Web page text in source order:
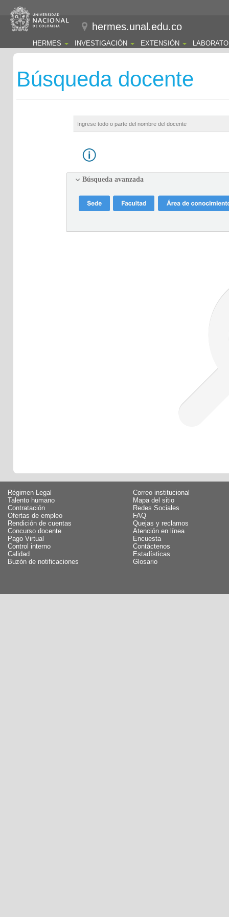
hermes.unal.edu.co
HERMES INVESTIGACIÓN EXTENSIÓN
Búsqueda docente
Búsqueda avanzada
Régimen Legal
Talento humano
Contratación
Ofertas de empleo
Rendición de cuentas
Concurso docente
Pago Virtual
Control interno
Calidad
Buzón de notificaciones
Correo institucional
Mapa del sitio
Redes Sociales
FAQ
Quejas y reclamos
Atención en línea
Encuesta
Contáctenos
Estadísticas
Glosario